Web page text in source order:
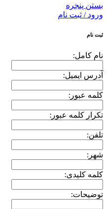
بستن پنجره
ورود / ثبت نام
ثبت نام
نام کامل:
آدرس ایمیل:
کلمه عبور:
تکرار کلمه عبور:
تلفن:
شهر:
کلمه کلیدی:
توضیحات: